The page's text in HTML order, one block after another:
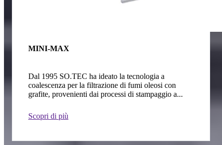
MINI-MAX
Dal 1995 SO.TEC ha ideato la tecnologia a
coalescenza per la filtrazione di fumi oleosi con
grafite, provenienti dai processi di stampaggio a...
Scopri di più